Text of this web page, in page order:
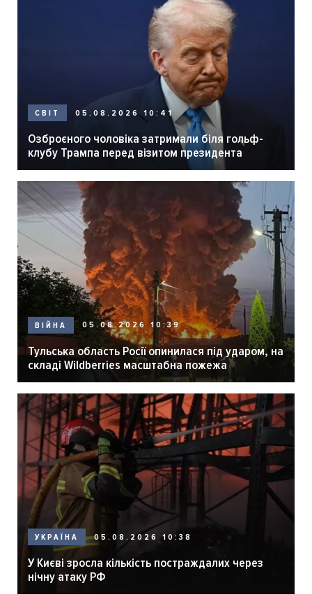
СВІТ 05.08.2026 10:41
Озброєного чоловіка затримали біля гольф-
клубу Трампа перед візитом президента
ВІЙНА 05.08.2026 10:39
Тульська область Росії опинилася під ударом, на
складі Wildberries масштабна пожежа
УКРАЇНА 05.08.2026 10:38
У Києві зросла кількість постраждалих через
нічну атаку РФ